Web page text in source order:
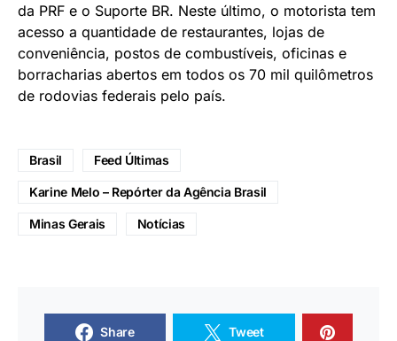
da PRF e o Suporte BR. Neste último, o motorista tem
acesso a quantidade de restaurantes, lojas de
conveniência, postos de combustíveis, oficinas e
borracharias abertos em todos os 70 mil quilômetros
de rodovias federais pelo país.
Brasil Feed Últimas
Karine Melo – Repórter da Agência Brasil
Minas Gerais Notícias
Share Tweet